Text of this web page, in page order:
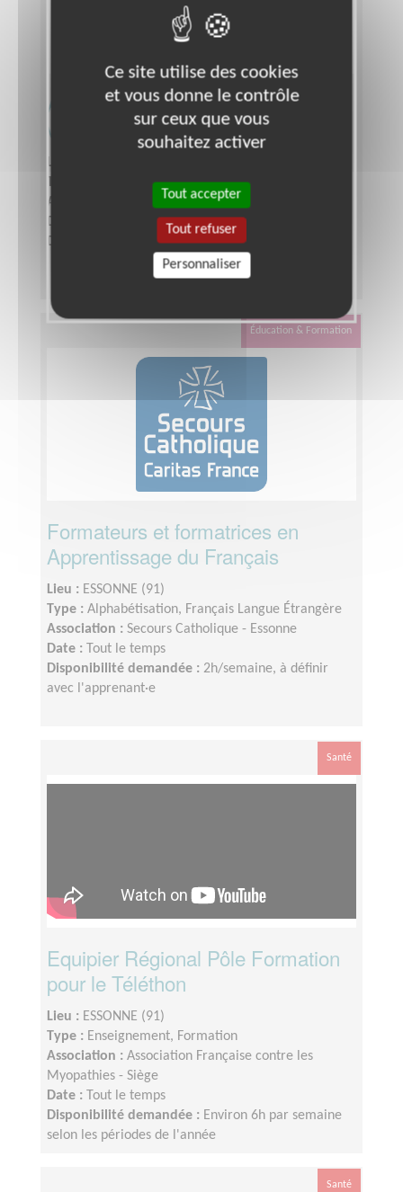
Accompagnement de déficients
visuels 91
Lieu :
Aide au déplacement
Association :
Les Auxiliaires des Aveugles
Date :
Tout le temps
Disponibilité demandée :quelques heures
Éducation & Formation
Formateurs et formatrices en
Apprentissage du Français
Lieu : ESSONNE (91)
Type : Alphabétisation, Français Langue Étrangère
Association : Secours Catholique - Essonne
Date :
Tout le temps
Disponibilité demandée : 2h/semaine, à définir
avec l'apprenant·e
Santé
Equipier Régional Pôle Formation
pour le Téléthon
Lieu : ESSONNE (91)
Type : Enseignement, Formation
Association : Association Française contre les
Myopathies - Siège
Date :
Tout le temps
Disponibilité demandée : Environ 6h par semaine
selon les périodes de l'année
Santé
Ce site utilise des cookies
et vous donne le contrôle
sur ceux que vous
souhaitez activer
Tout accepter
Tout refuser
Personnaliser